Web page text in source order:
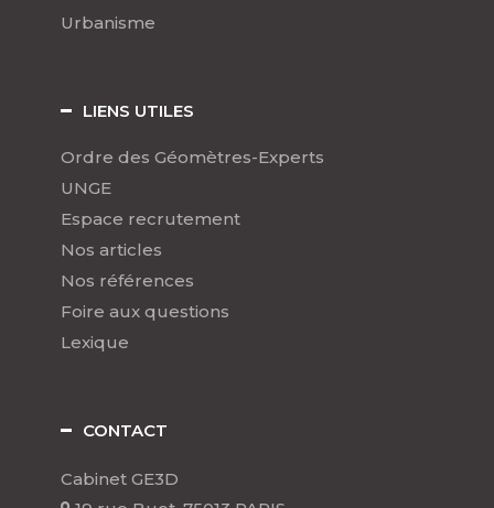
Urbanisme
LIENS UTILES
Ordre des Géomètres-Experts
UNGE
Espace recrutement
Nos articles
Nos références
Foire aux questions
Lexique
CONTACT
Cabinet GE3D